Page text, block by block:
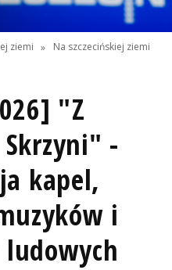
ziemi » Na szczecińskiej ziemi
"Z
-
kapel,
i